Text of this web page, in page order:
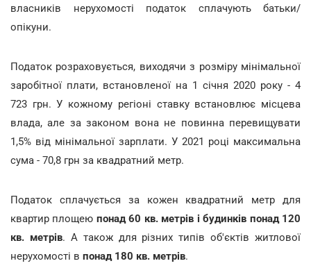
власників нерухомості податок сплачують батьки/
опікуни.
Податок розраховується, виходячи з розміру мінімальної
заробітної плати, встановленої на 1 січня 2020 року - 4
723 грн. У кожному регіоні ставку встановлює місцева
влада, але за законом вона не повинна перевищувати
1,5% від мінімальної зарплати. У 2021 році максимальна
сума - 70,8 грн за квадратний метр.
Податок сплачується за кожен квадратний метр для
квартир площею понад 60 кв. метрів і будинків понад 120
кв. метрів. А також для різних типів об'єктів житлової
нерухомості в понад 180 кв. метрів.